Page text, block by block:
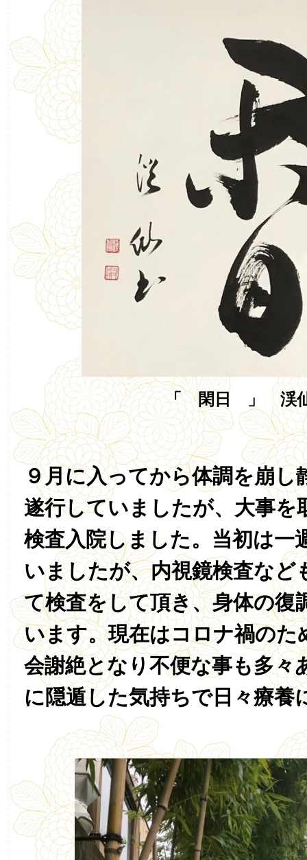
「 閑日 」 渓
９月に入ってから体調を崩し
遂行していましたが、大事を
検査入院しました。当初は一
いましたが、内視鏡検査など
て検査をして頂き、身体の復
います。現在はコロナ禍のた
会謝絶となり不便な事も多々
に隠遁した気持ちで日々療養